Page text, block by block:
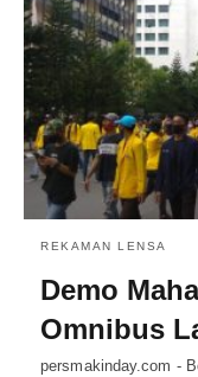
REKAMAN LENSA
Demo
Omnibus
persmakinday.com -